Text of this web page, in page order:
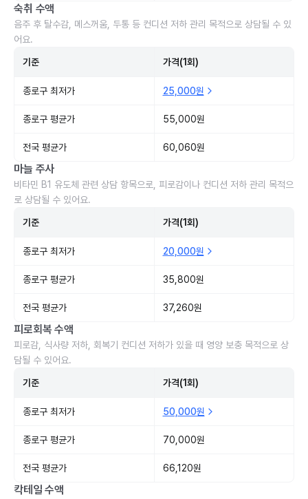
숙취 수액
음주 후 탈수감, 메스꺼움, 두통 등 컨디션 저하 관리 목적으로 상담될 수 있
어요.
기준 가격(1회)
종로구 최저가 25,000원
종로구 평균가 55,000원
전국 평균가 60,060원
마늘 주사
비타민 B1 유도체 관련 상담 항목으로, 피로감이나 컨디션 저하 관리 목적으
로 상담될 수 있어요.
기준 가격(1회)
종로구 최저가 20,000원
종로구 평균가 35,800원
전국 평균가 37,260원
피로회복 수액
피로감, 식사량 저하, 회복기 컨디션 저하가 있을 때 영양 보충 목적으로 상
담될 수 있어요.
기준 가격(1회)
종로구 최저가 50,000원
종로구 평균가 70,000원
전국 평균가 66,120원
칵테일 수액